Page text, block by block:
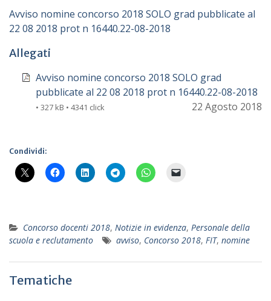
Avviso nomine concorso 2018 SOLO grad pubblicate al
22 08 2018 prot n 16440.22-08-2018
Allegati
Avviso nomine concorso 2018 SOLO grad
pubblicate al 22 08 2018 prot n 16440.22-08-2018
• 327 kB • 4341 click 22 Agosto 2018
Condividi:
Concorso docenti 2018, Notizie in evidenza, Personale della
scuola e reclutamento
avviso, Concorso 2018, FIT, nomine
Tematiche